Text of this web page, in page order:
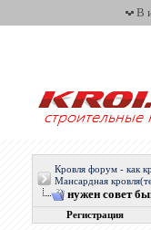
В
Кровля форум - как
Мансардная
нужен совет
Регистрация